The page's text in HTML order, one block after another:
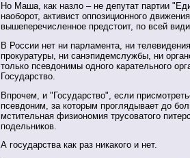
Но Маша, как назло – не депутат партии
наоборот, активист оппозиционного
вышеперечисленное предстоит, по всей
В России нет ни парламента, ни
прокуратуры, ни санэпидемслужбы, ни
только псевдонимы одного карательного
Государство.
Впрочем, и "Государство", если
псевдоним, за которым проглядывает до
мстительная физиономия трусоватого
подельников.
А государства как раз никакого и нет.